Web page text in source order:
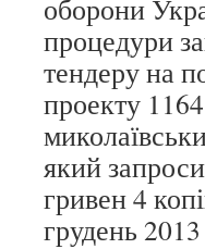
оборони
процедури
тендеру на
проекту
який
гривен 4
грудень